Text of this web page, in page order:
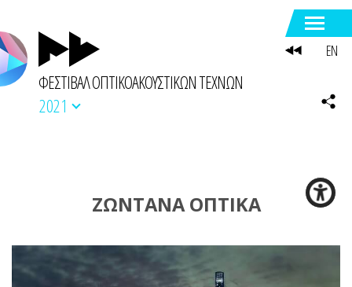
ΦΕΣΤΙΒΑΛ ΟΠΤΙΚΟΑΚΟΥΣΤΙΚΩΝ ΤΕΧΝΩΝ
2021
ΖΩΝΤΑΝΑ ΟΠΤΙΚΑ
EN